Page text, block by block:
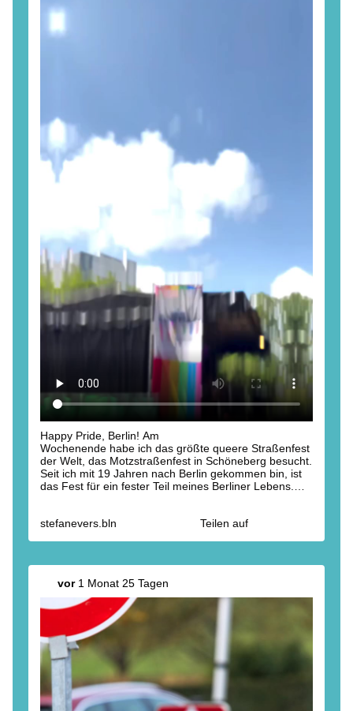
Happy Pride, Berlin! Am
Wochenende habe ich das größte queere Straßenfest
der Welt, das Motzstraßenfest in Schöneberg besucht.
Seit ich mit 19 Jahren nach Berlin gekommen bin, ist
das Fest für ein fester Teil meines Berliner Lebens.
kurz. Ich will alles dafür tun, dass jeder sich in unserer
Dafür machen wir uns als CDU auch weiterhin stark.
stefanevers.bln Teilen auf
vor1 Monat 25 Tagen